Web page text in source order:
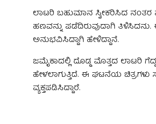
ಲಾಟರಿ ಬಹುಮಾನ ಸ್ವೀಕರಿಸಿದ
ಹಣವನ್ನು ಪಡೆದಿರುವುದಾಗಿ
ಅನುಭವಿಸಿದ್ದಾಗಿ ಹೇಳಿದ್ದಾನೆ.
ಜಮೈಕಾದಲ್ಲಿ ದೊಡ್ಡ ಮೊತ್ತದ ಲಾಟರಿ
ಹೇಳಲಾಗುತ್ತಿದೆ. ಈ ಘಟನೆಯ
ವ್ಯಕ್ತಪಡಿಸಿದ್ದಾರೆ.